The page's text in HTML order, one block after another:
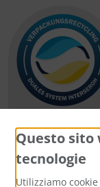
Metodi di
Questo sito
tecnologie
Utilizziamo